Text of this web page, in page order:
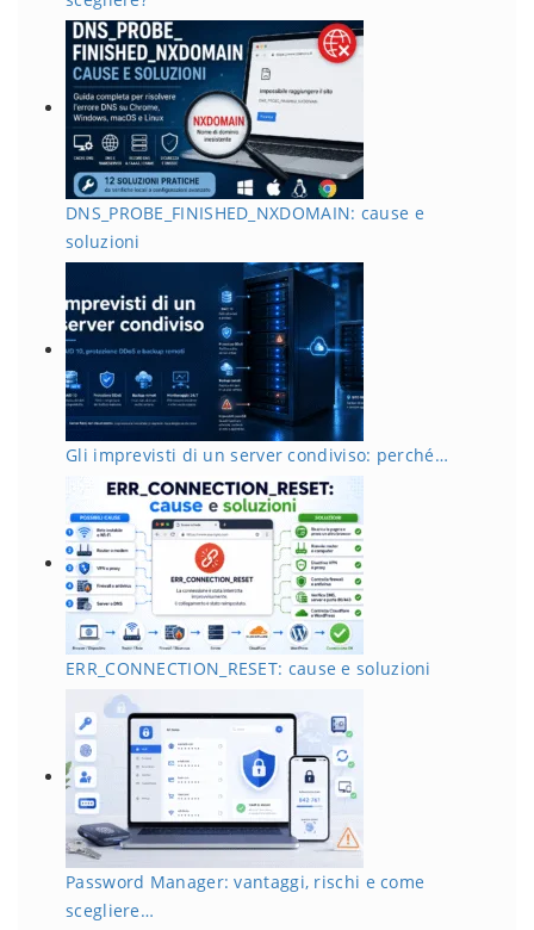
DNS_PROBE_FINISHED_NXDOMAIN: cause e
soluzioni
Gli imprevisti di un server condiviso: perché…
ERR_CONNECTION_RESET: cause e soluzioni
Password Manager: vantaggi, rischi e come
scegliere…